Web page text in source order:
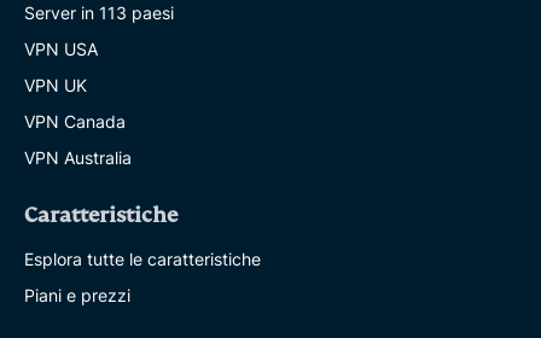
Server in 113 paesi
VPN USA
VPN UK
VPN Canada
VPN Australia
Caratteristiche
Esplora tutte le caratteristiche
Piani e prezzi